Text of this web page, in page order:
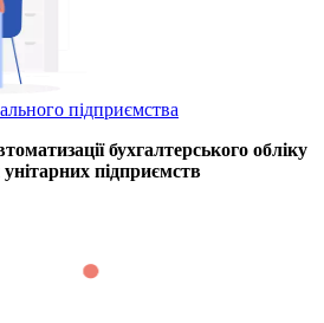
підприємства
бухгалтерського обліку
підприємств